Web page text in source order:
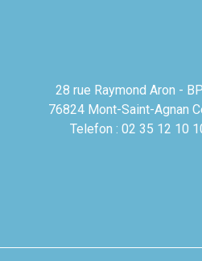
28 rue Raymond Aron -
76824 Mont-Saint-Agnan
Telefon : 02 35 12 10